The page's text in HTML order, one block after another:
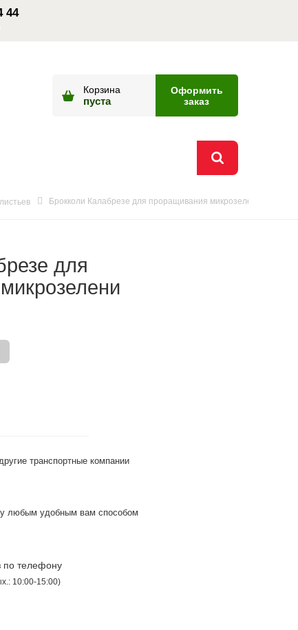
44
Корзина
пуста
Оформить
заказ
Брокколи Калабрезе для проращивания микрозелени
для
транспортные компании
любым удобным вам способом
по телефону
10:00-15:00)